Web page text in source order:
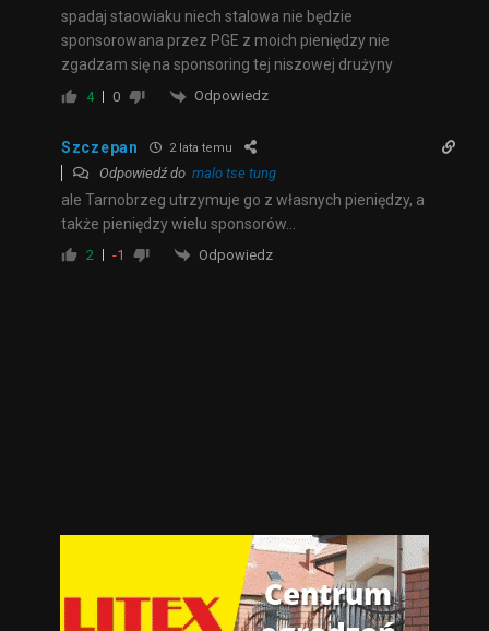
spadaj staowiaku niech stalowa nie będzie
sponsorowana przez PGE z moich pieniędzy nie
zgadzam się na sponsoring tej niszowej drużyny
4 0 Odpowiedz
Szczepan 2 lata temu
Odpowiedź do malo tse tung
ale Tarnobrzeg utrzymuje go z własnych pieniędzy, a
także pieniędzy wielu sponsorów…
2 -1 Odpowiedz